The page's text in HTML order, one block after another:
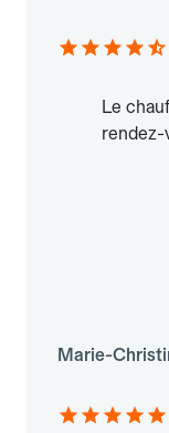
Le
rendez-
Marie-